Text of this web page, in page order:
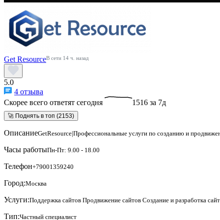
Get ResourceВ сети 14 ч. назад
5.0
4 отзыва
Скорее всего ответят сегодня
1516 за 7д
🚀 Поднять в топ (2153)
ОписаниеGetResource|Профессиональные услуги по созданию и
Часы работыПн-Пт: 9.00 - 18.00
Телефон+79001359240
Город:Москва
Услуги:Поддержка сайтов Продвижение сайтов Создание и разработка
Тип:Частный специалист